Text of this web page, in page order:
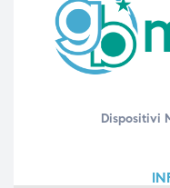
Dispositivi